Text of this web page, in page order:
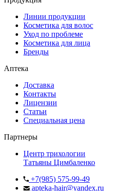
Линии продукции
Косметика для волос
Уход по проблеме
Косметика для лица
Бренды
Аптека
Доставка
Контакты
Лицензии
Статьи
Специальная цена
Партнеры
Центр трихологии
Татьяны Цимбаленко
+7(985) 575-99-49
apteka-hair@yandex.ru